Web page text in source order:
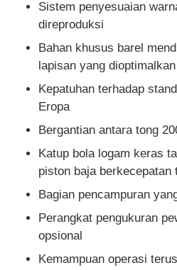
Sistem penyesuaian
direproduksi
Bahan khusus barel
lapisan yang dioptimalkan
Kepatuhan terhadap
Eropa
Bergantian antara tong
Katup bola logam keras
piston baja berkecepatan
Bagian pencampuran
Perangkat pengukuran
opsional
Kemampuan operasi